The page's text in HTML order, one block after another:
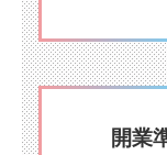
開業